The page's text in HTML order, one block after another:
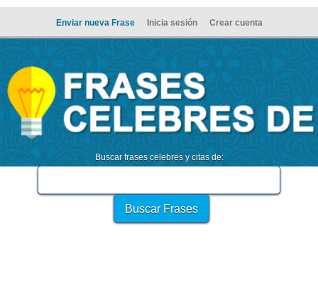
Enviar nueva Frase Inicia sesión Crear cuenta
Buscar frases celebres y citas de: